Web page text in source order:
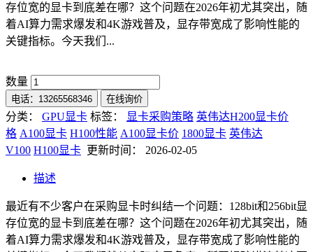
存位宽的显卡到底差在哪？这个问题在2026年初尤其突出，随
着AI算力需求爆发和4K游戏普及，显存带宽成了影响性能的
关键指标。今天我们...
数量
电话：13265568346 在线询价
分类： GPU显卡 标签： 显卡采购策略 英伟达H200显卡价
格 A100显卡 H100性能 A100显卡价 1800显卡 英伟达
V100 H100显卡 更新时间： 2026-02-05
描述
最近有不少客户在采购显卡时纠结一个问题：128bit和256bit显
存位宽的显卡到底差在哪？这个问题在2026年初尤其突出，随
着AI算力需求爆发和4K游戏普及，显存带宽成了影响性能的